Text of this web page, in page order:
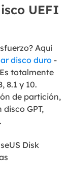
UEFI
Aquí
disco duro-
totalmente
8.1 y 10.
de partición,
GPT,
Disk